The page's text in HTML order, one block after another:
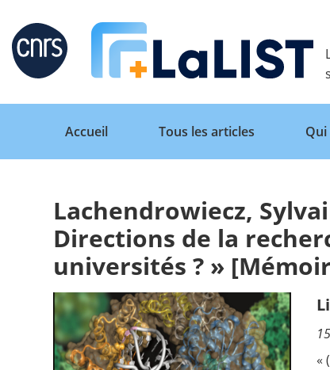
Retour
Accueil
Tous les articles
Qui sommes nous ?
Accueil
Tous les articles Qui
Lachendrowiecz,
Directions de la
universités ? »
«